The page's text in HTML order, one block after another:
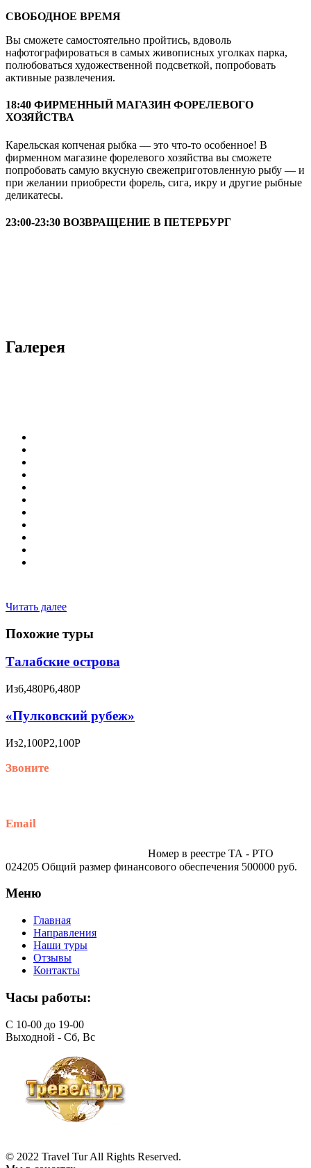
СВОБОДНОЕ ВРЕМЯ
Вы сможете самостоятельно пройтись, вдоволь
нафотографироваться в самых живописных уголках парка,
полюбоваться художественной подсветкой, попробовать
активные развлечения.
18:40 ФИРМЕННЫЙ МАГАЗИН ФОРЕЛЕВОГО
ХОЗЯЙСТВА
Карельская копченая рыбка — это что-то особенное! В
фирменном магазине форелевого хозяйства вы сможете
попробовать самую вкусную свежеприготовленную рыбу — и
при желании приобрести форель, сига, икру и другие рыбные
деликатесы.
23:00-23:30 ВОЗВРАЩЕНИЕ В ПЕТЕРБУРГ
Галерея
Читать далее
Похожие туры
Талабские острова
Из6,480Р6,480Р
«Пулковский рубеж»
Из2,100Р2,100Р
Звоните
Email
Номер в реестре ТА - РТО
024205 Общий размер финансового обеспечения 500000 руб.
Меню
Главная
Направления
Наши туры
Отзывы
Контакты
Часы работы:
С 10-00 до 19-00
Выходной - Сб, Вс
© 2022 Travel Tur All Rights Reserved.